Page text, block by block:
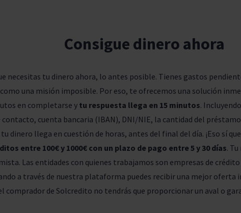
necesitas tu dinero ahora, lo antes posible. Tienes gastos
una misión imposible. Por eso, te ofrecemos una solución
en completarse y tu respuesta llega en 15 minutos.
cuenta bancaria (IBAN), DNI/NIE, la cantidad del
tu dinero llega en cuestión de horas, antes del final del día. ¡Eso sí
entre 100€ y 1000€ con un plazo de pago entre 5 y 30 días.
Las entidades con quienes trabajamos son empresas de
a través de nuestra plataforma puedes recibir una mejor oferta
comprador de Solcredito no tendrás que proporcionar un aval o
Consigue dinero ahora